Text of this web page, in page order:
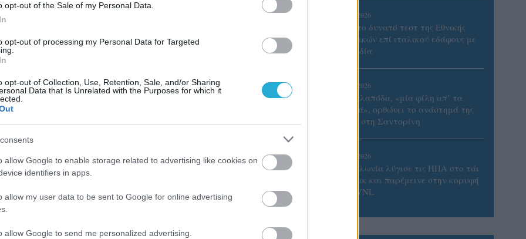
opt-out of the Sale of my Personal Data.
opt-out of processing my Personal Data for Targeted
opt-out of Collection, Use, Retention, Sale, and/or Sharing
Data that Is Unrelated with the Purposes for which it
allow Google to enable storage related to advertising like cookies on
identifiers in apps.
allow my user data to be sent to Google for online advertising
allow Google to send me personalized advertising.
και Αργύρη Μάρκου ανακοίνωσε ο Ηρακλή
του ενίσχυση εν όψει της νέας χρονιάς.
05/08/2026
Πρώτο δυνατό τεστ της Εθνικής
Γυναικών επί ιταλικού εδάφους με
Σουηδία
05/08/2026
Η Καλαπόδα, «μία φίλη απ’ τα
παλιά», ορθώνει το ανάστημά της
ξανά στη Σαντορίνη
02/08/2026
Η Πολωνία λύγισε τις ΗΠΑ στο τάι
μπρέικ και παρέμεινε στην κορυφή
του VNL